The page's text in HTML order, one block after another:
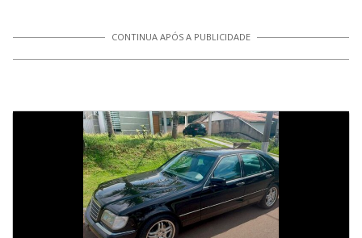
CONTINUA APÓS A PUBLICIDADE